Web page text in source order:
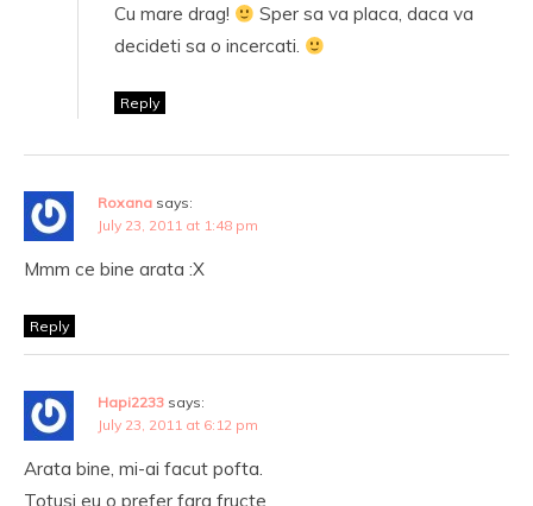
Cu mare drag!
Sper sa va placa, daca va
decideti sa o incercati.
Reply
Roxana says:
July 23, 2011 at 1:48 pm
Mmm ce bine arata :X
Reply
Hapi2233 says:
July 23, 2011 at 6:12 pm
Arata bine, mi-ai facut pofta.
Totusi eu o prefer fara fructe